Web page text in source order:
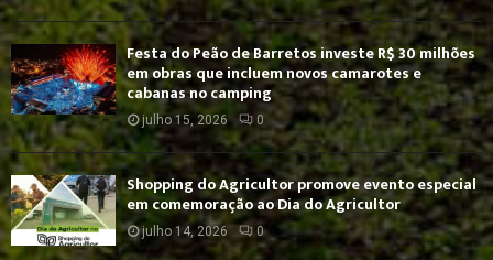
Festa do Peão de Barretos investe R$ 30 milhões
em obras que incluem novos camarotes e
cabanas no camping
julho 15, 2026 0
Shopping do Agricultor promove evento especial
em comemoração ao Dia do Agricultor
julho 14, 2026 0